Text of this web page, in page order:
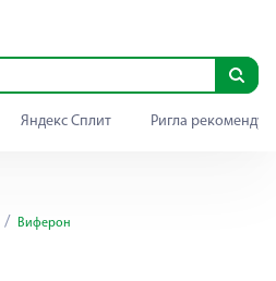
Яндекс Сплит Ригла
Виферон